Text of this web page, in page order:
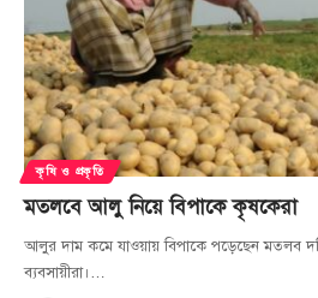
কৃষি ও প্রকৃতি
মতলবে আলু নিয়ে বিপাকে কৃষকেরা
আলুর দাম কমে যাওয়ায় বিপাকে পড়েছেন মতলব
ব্যবসায়ীরা।…